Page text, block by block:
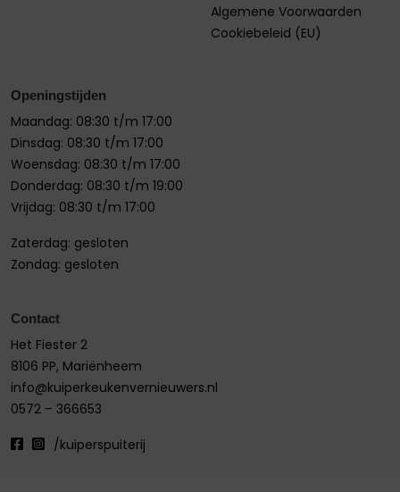
Algemene Voorwaarden
Cookiebeleid (EU)
Openingstijden
Maandag: 08:30 t/m 17:00
Dinsdag: 08:30 t/m 17:00
Woensdag: 08:30 t/m 17:00
Donderdag: 08:30 t/m 19:00
Vrijdag: 08:30 t/m 17:00
Zaterdag: gesloten
Zondag: gesloten
Contact
Het Fiester 2
8106 PP, Mariënheem
info@kuiperkeukenvernieuwers.nl
0572 – 366653
/kuiperspuiterij